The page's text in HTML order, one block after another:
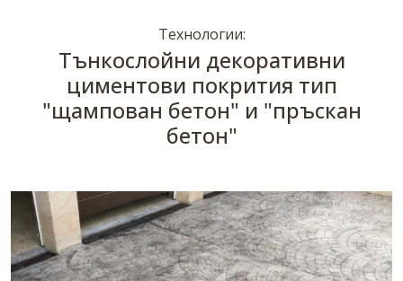
Технологии:
Тънкослойни декоративни
циментови покрития тип
"щампован бетон" и "пръскан
бетон"